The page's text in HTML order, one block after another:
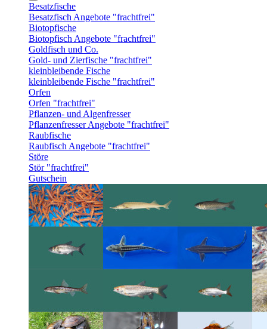
Besatzfische
Besatzfisch Angebote "frachtfrei"
Biotopfische
Biotopfisch Angebote "frachtfrei"
Goldfisch und Co.
Gold- und Zierfische "frachtfrei"
kleinbleibende Fische
kleinbleibende Fische "frachtfrei"
Orfen
Orfen "frachtfrei"
Pflanzen- und Algenfresser
Pflanzenfresser Angebote "frachtfrei"
Raubfische
Raubfisch Angebote "frachtfrei"
Störe
Stör "frachtfrei"
Gutschein